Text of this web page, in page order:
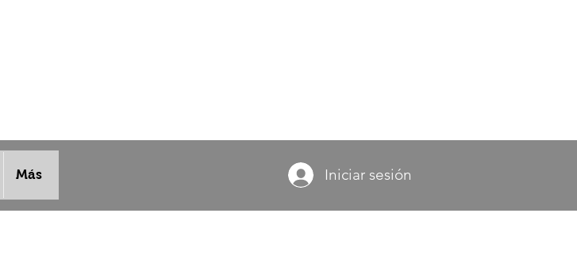
Más Iniciar sesión